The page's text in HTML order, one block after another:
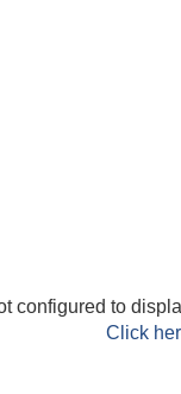
configured to
Click